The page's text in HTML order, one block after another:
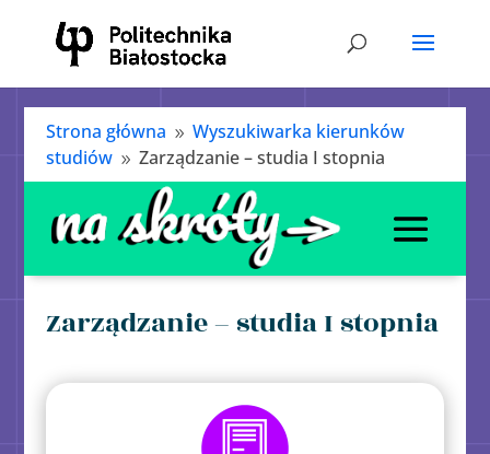
Strona główna 9 Wyszukiwarka kierunków
studiów 9 Zarządzanie – studia I stopnia
Zarządzanie – studia I stopnia